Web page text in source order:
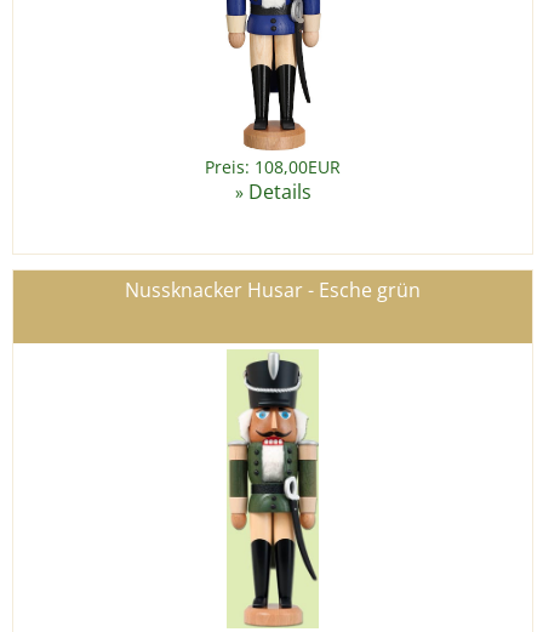
Preis: 108,00EUR
» Details
Nussknacker Husar - Esche grün